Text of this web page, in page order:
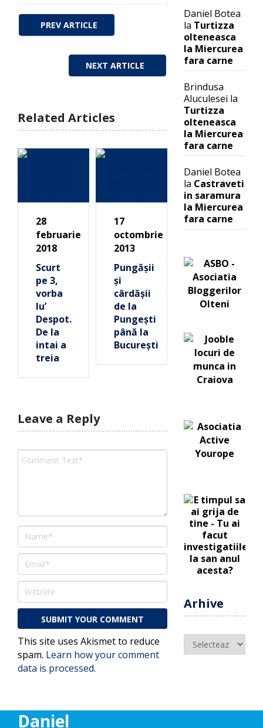
PREV ARTICLE
NEXT ARTICLE
Related Articles
28
februarie
2018
Scurt
pe 3,
vorba
lu’
Despot.
De la
intai a
treia
17
octombrie
2013
Pungăşii
şi
cârdăşii
de la
Pungeşti
până la
Bucureşti
Leave a Reply
This site uses Akismet to reduce
spam. Learn how your comment
data is processed.
Daniel Botea
la Turtizza
olteneasca
la Miercurea
fara carne
Brindusa
Aluculesei la
Turtizza
olteneasca
la Miercurea
fara carne
Daniel Botea
la Castraveti
in saramura
la Miercurea
fara carne
Arhive
Arhive
Daniel